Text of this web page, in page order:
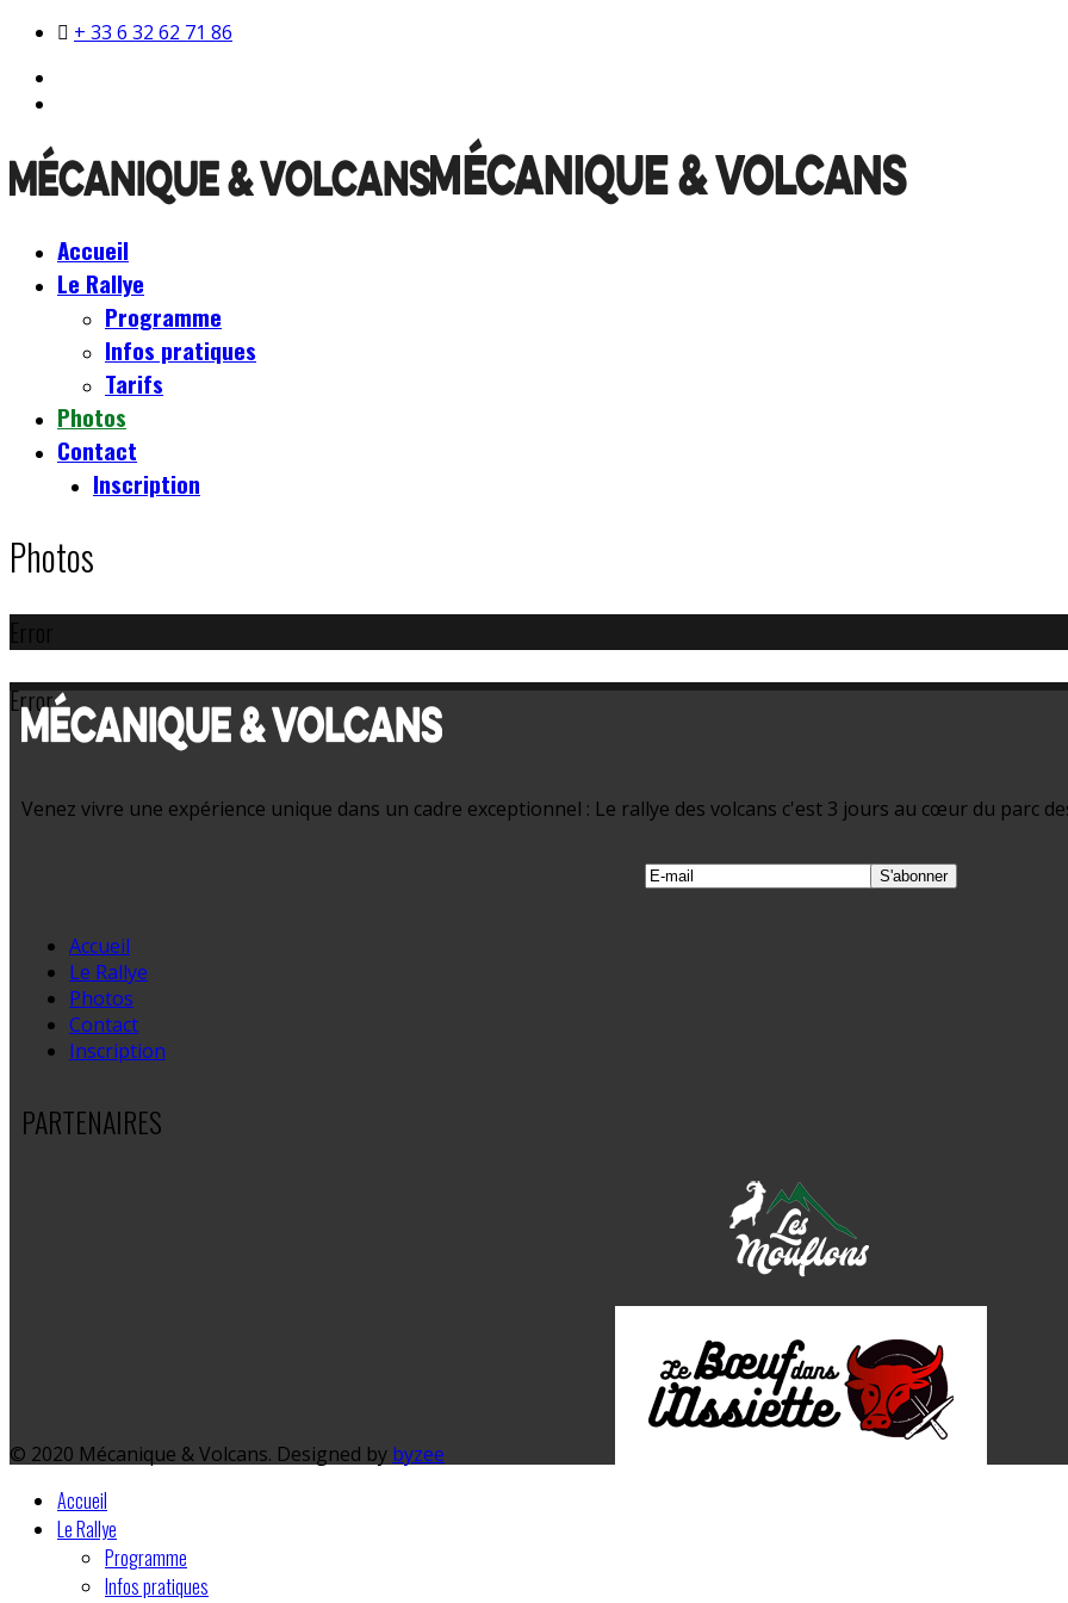
+ 33 6 32 62 71 86
Accueil
Le Rallye
Programme
Infos pratiques
Tarifs
Photos
Contact
Inscription
Photos
Error
Error
Venez vivre une expérience unique dans un cadre exceptionnel : Le rallye des volcans c'est 3 jours au cœur du parc
Accueil
Le Rallye
Photos
Contact
Inscription
PARTENAIRES
© 2020 Mécanique & Volcans. Designed by byzee
Accueil
Le Rallye
Programme
Infos pratiques